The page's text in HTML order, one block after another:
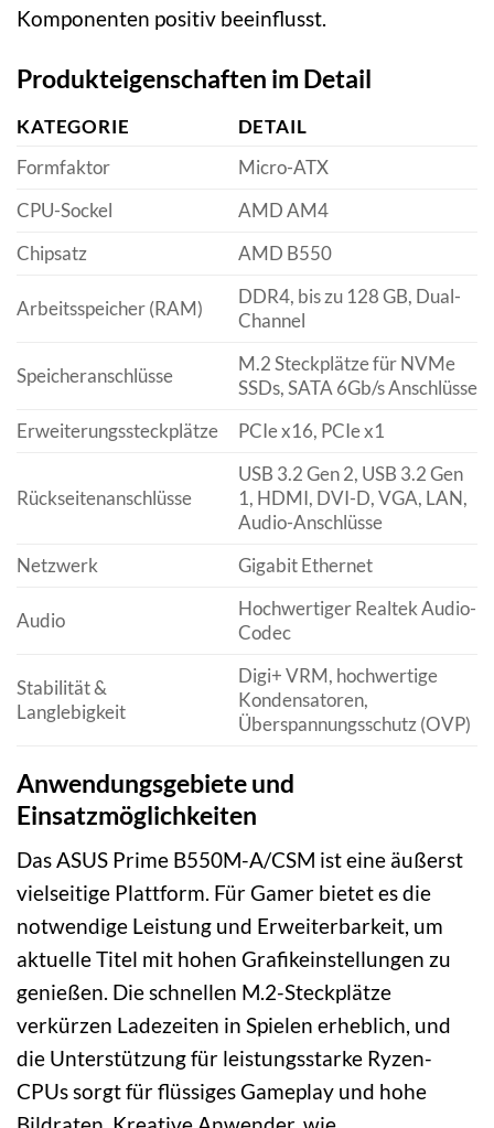
Komponenten positiv beeinflusst.
Produkteigenschaften im Detail
KATEGORIE
DETAIL
Formfaktor
Micro-ATX
CPU-Sockel
AMD AM4
Chipsatz
AMD B550
Arbeitsspeicher (RAM)
DDR4, bis zu 128 GB, Dual-
Channel
Speicheranschlüsse
M.2 Steckplätze für NVMe
SSDs, SATA 6Gb/s Anschlüsse
Erweiterungssteckplätze
PCIe x16, PCIe x1
Rückseitenanschlüsse
USB 3.2 Gen 2, USB 3.2 Gen
1, HDMI, DVI-D, VGA, LAN,
Audio-Anschlüsse
Netzwerk
Gigabit Ethernet
Audio
Hochwertiger Realtek Audio-
Codec
Stabilität &
Langlebigkeit
Digi+ VRM, hochwertige
Kondensatoren,
Überspannungsschutz (OVP)
Anwendungsgebiete und
Einsatzmöglichkeiten
Das ASUS Prime B550M-A/CSM ist eine äußerst
vielseitige Plattform. Für Gamer bietet es die
notwendige Leistung und Erweiterbarkeit, um
aktuelle Titel mit hohen Grafikeinstellungen zu
genießen. Die schnellen M.2-Steckplätze
verkürzen Ladezeiten in Spielen erheblich, und
die Unterstützung für leistungsstarke Ryzen-
CPUs sorgt für flüssiges Gameplay und hohe